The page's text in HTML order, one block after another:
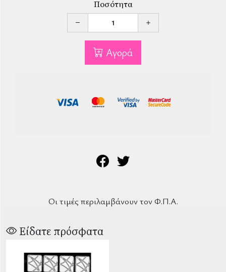
Ποσότητα
Αγορά
Οι τιμές περιλαμβάνουν τον Φ.Π.Α.
Είδατε πρόσφατα